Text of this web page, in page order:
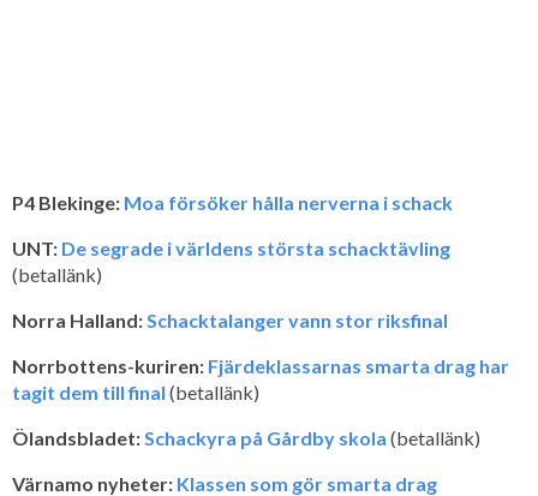
P4 Blekinge: Moa försöker hålla nerverna i schack
UNT: De segrade i världens största schacktävling
(betallänk)
Norra Halland:Schacktalanger vann stor riksfinal
Norrbottens-kuriren: Fjärdeklassarnas smarta drag har
tagit dem till final (betallänk)
Ölandsbladet:Schackyra på Gårdby skola (betallänk)
Värnamo nyheter: Klassen som gör smarta drag